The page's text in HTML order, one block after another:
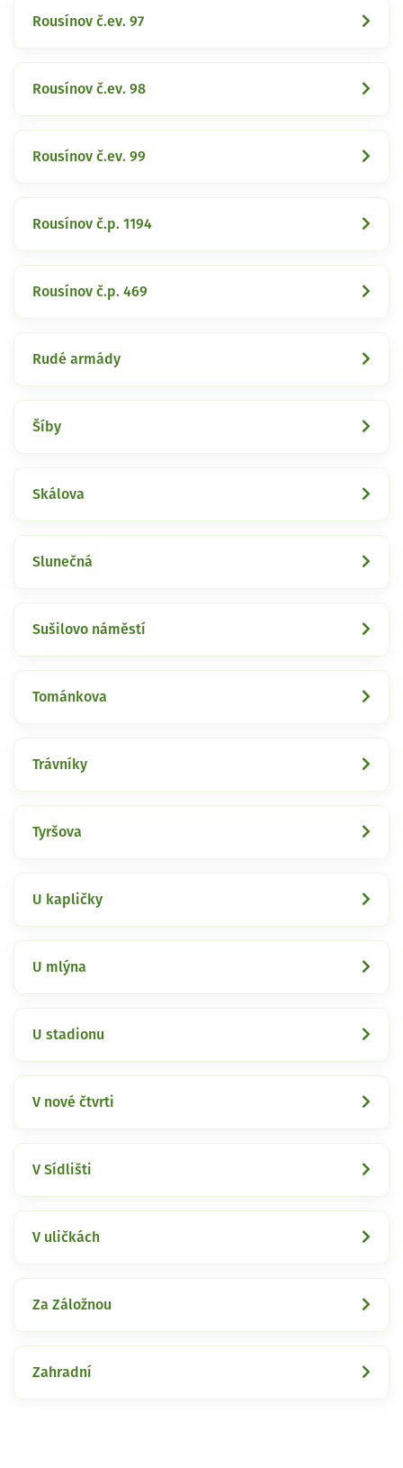
Rousínov č.ev. 97
Rousínov č.ev. 98
Rousínov č.ev. 99
Rousínov č.p. 1194
Rousínov č.p. 469
Rudé armády
Šíby
Skálova
Slunečná
Sušilovo náměstí
Tománkova
Trávníky
Tyršova
U kapličky
U mlýna
U stadionu
V nové čtvrti
V Sídlišti
V uličkách
Za Záložnou
Zahradní